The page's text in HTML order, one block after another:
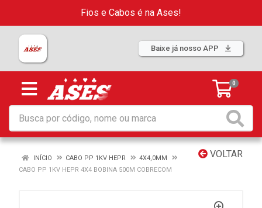
Fios e Cabos é na Ases!
Baixe já nosso APP
0
VOLTAR
INÍCIO CABO PP 1KV HEPR
4X4,0MM
CABO PP 1KV HEPR 4X4 BOBINA 500M COBRECOM